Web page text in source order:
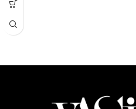
Olakšava raščešljavanje i smanjuje
elastičnost.
se upija, pružajući dugotrajnu